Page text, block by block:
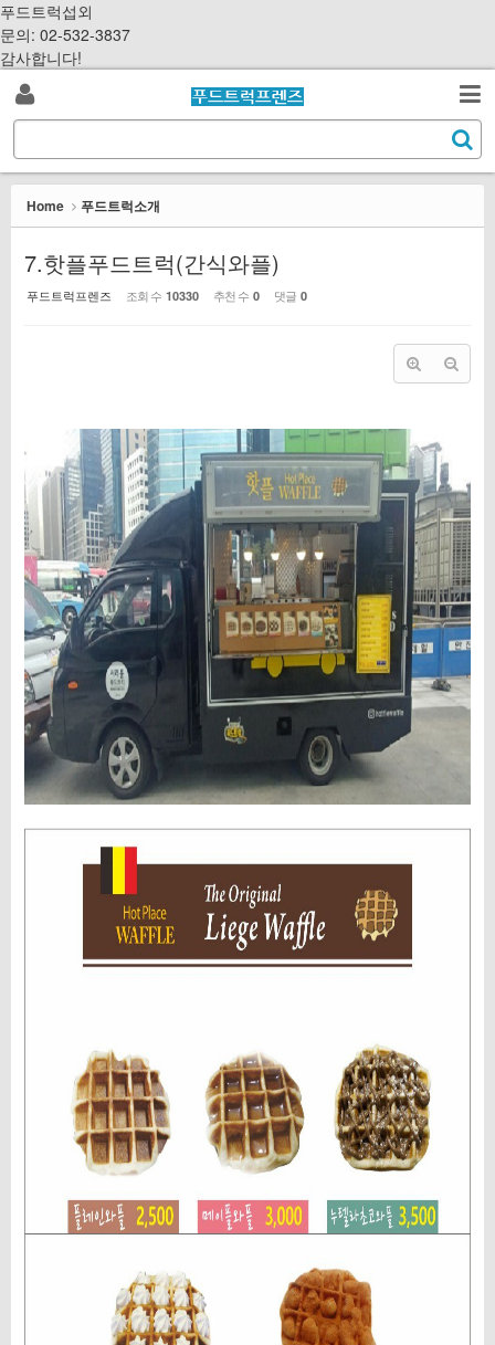
푸드트럭섭외
문의: 02-532-3837
감사합니다!
S
k
i
o
로
인
검
색
e
a
c
Home 푸드트럭소개
7.핫플푸드트럭(간식와플)
푸드트럭프렌즈 조회 수 10330 추천 수 0 댓글 0